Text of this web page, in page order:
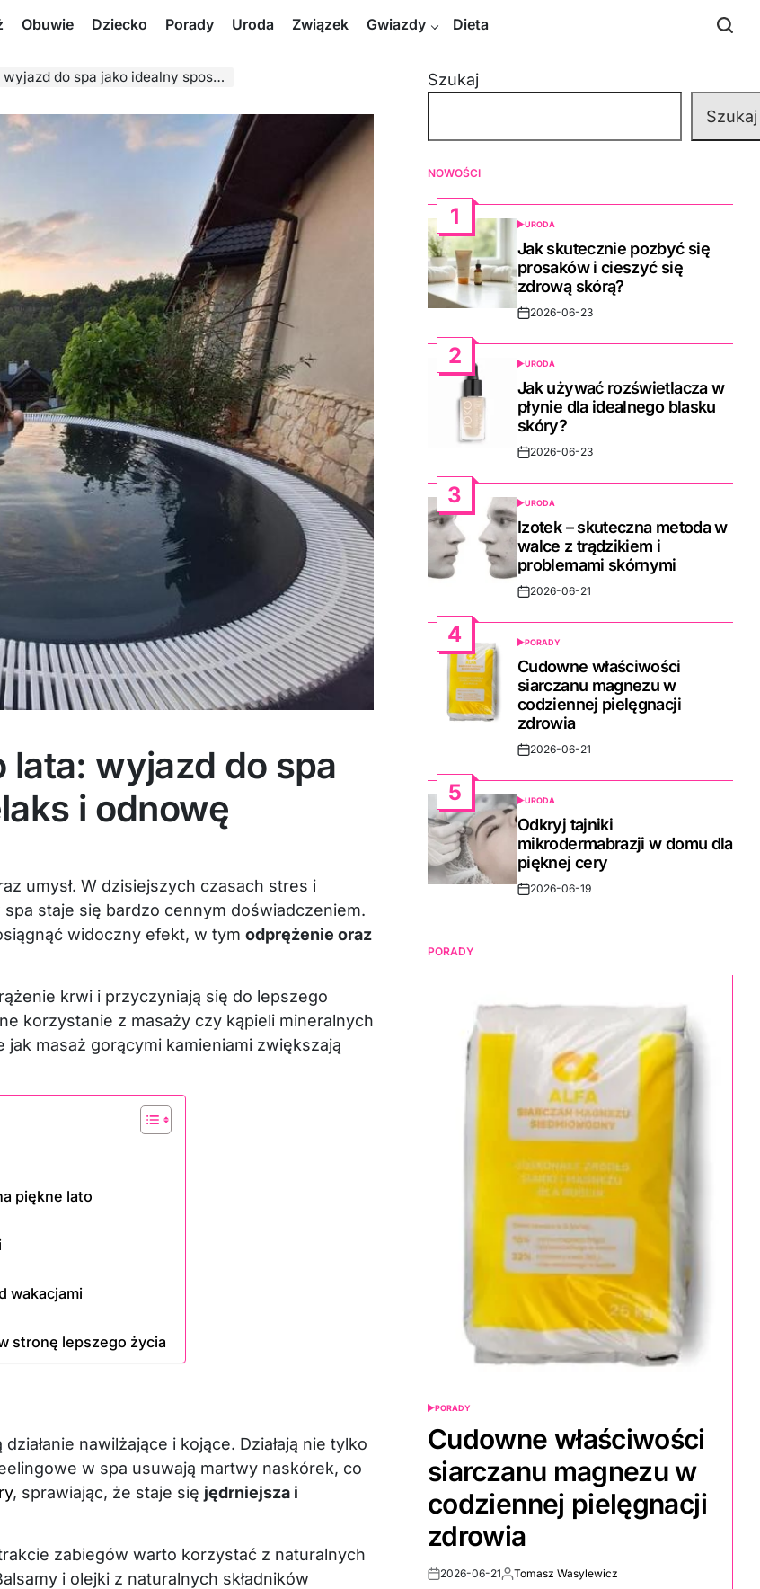
Obuwie Dziecko Porady Uroda Związek Gwiazdy Dieta
jako idealny sposób na relaks i odnowę
lata: wyjazd do spa
i odnowę
umysł. W dzisiejszych czasach stres i
staje się bardzo cennym doświadczeniem.
widoczny efekt, w tym odprężenie oraz
krwi i przyczyniają się do lepszego
korzystanie z masaży czy kąpieli mineralnych
masaż gorącymi kamieniami zwiększają
piękne lato
wakacjami
stronę lepszego życia
nawilżające i kojące. Działają nie tylko
w spa usuwają martwy naskórek, co
, sprawiając, że staje się jędrniejsza i
zabiegów warto korzystać z naturalnych
i olejki z naturalnych składników
Szukaj
Szukaj
NOWOŚCI
1
POSTED
IN
URODA
Jak skutecznie pozbyć się
prosaków i cieszyć się
zdrową skórą?
Post2026-06-23
2
POSTED
IN
URODA
Jak używać rozświetlacza w
płynie dla idealnego blasku
skóry?
Post2026-06-23
3
POSTED
IN
URODA
Izotek – skuteczna metoda w
walce z trądzikiem i
problemami skórnymi
Post2026-06-21
4
POSTED
IN
PORADY
Cudowne właściwości
siarczanu magnezu w
codziennej pielęgnacji
zdrowia
Post2026-06-21
5
POSTED
IN
URODA
Odkryj tajniki
mikrodermabrazji w domu dla
pięknej cery
Post2026-06-19
PORADY
POSTED
PORADY
Cudowne właściwości
siarczanu magnezu w
codziennej pielęgnacji
zdrowia
Post2026-06-21By:Tomasz Wasylewicz